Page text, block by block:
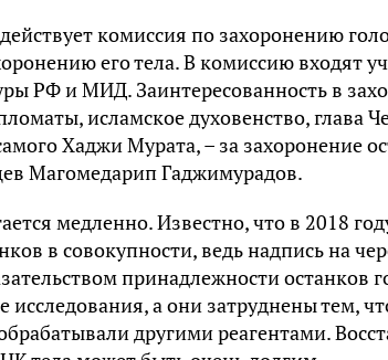
комиссия по захоронению
его тела. В комиссию входят
РФ и МИД. Заинтересованность в
исламское духовенство, глава
Хаджи Мурaта, – за захоронение
Магoмeдaрип Гaджимурaдoв.
медленно. Известно, что в 2018
в совокупности, ведь надпись на
принадлежности останков
исследования, а они затруднены тем,
другими реагентами.